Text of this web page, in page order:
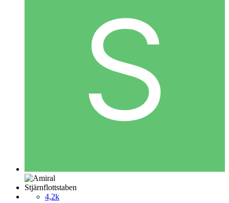
Stjärnflottstaben
4,2k